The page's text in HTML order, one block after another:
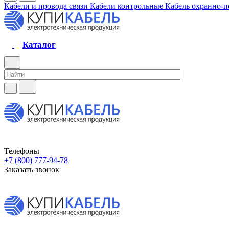
Кабели и провода связи Кабели контрольные Кабель охранно-
Каталог
Телефоны
+7 (800) 777-94-78
Заказать звонок